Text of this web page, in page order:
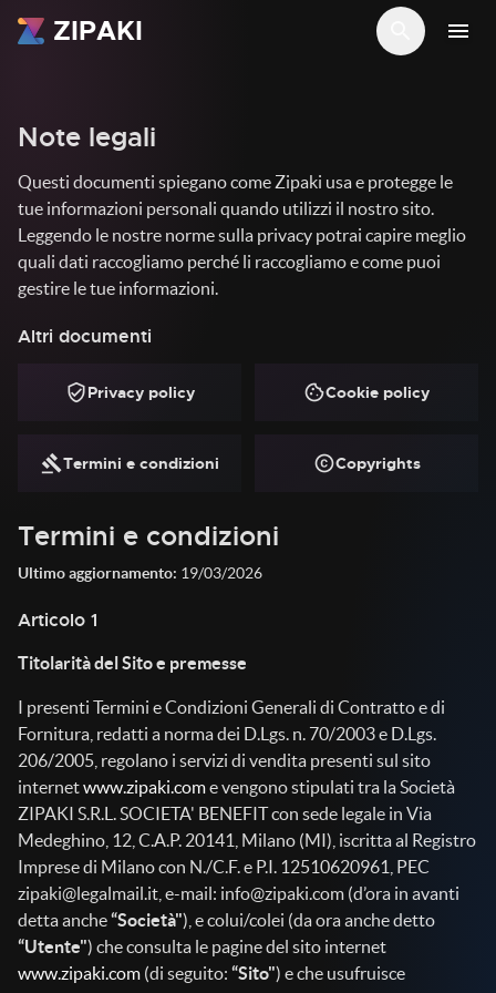
ZIPAKI menu
Note legali
Questi documenti spiegano come Zipaki usa e protegge le
tue informazioni personali quando utilizzi il nostro sito.
Leggendo le nostre norme sulla privacy potrai capire meglio
quali dati raccogliamo perché li raccogliamo e come puoi
gestire le tue informazioni.
Altri documenti
verified_userPrivacy policy cookieCookie policy
gavelTermini e condizioni copyrightCopyrights
Termini e condizioni
Ultimo aggiornamento: 19/03/2026
Articolo 1
Titolarità del Sito e premesse
I presenti Termini e Condizioni Generali di Contratto e di
Fornitura, redatti a norma dei D.Lgs. n. 70/2003 e D.Lgs.
206/2005, regolano i servizi di vendita presenti sul sito
internetwww.zipaki.come vengono stipulati tra la Società
ZIPAKI S.R.L. SOCIETA' BENEFIT con sede legale in Via
Medeghino, 12, C.A.P. 20141, Milano (MI), iscritta al Registro
Imprese di Milano con N./C.F. e P.I. 12510620961, PEC
zipaki@legalmail.it, e-mail: info@zipaki.com (d’ora in avanti
detta anche“Società"), e colui/colei (da ora anche detto
“Utente") che consulta le pagine del sito internet
www.zipaki.com (di seguito: “Sito") e che usufruisce